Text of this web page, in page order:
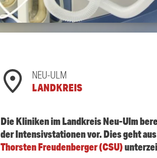
NEU-ULM
LANDKREIS
Die Kliniken im Landkreis Neu-Ulm
der Intensivstationen vor. Dies geht
Thorsten Freudenberger (CSU)